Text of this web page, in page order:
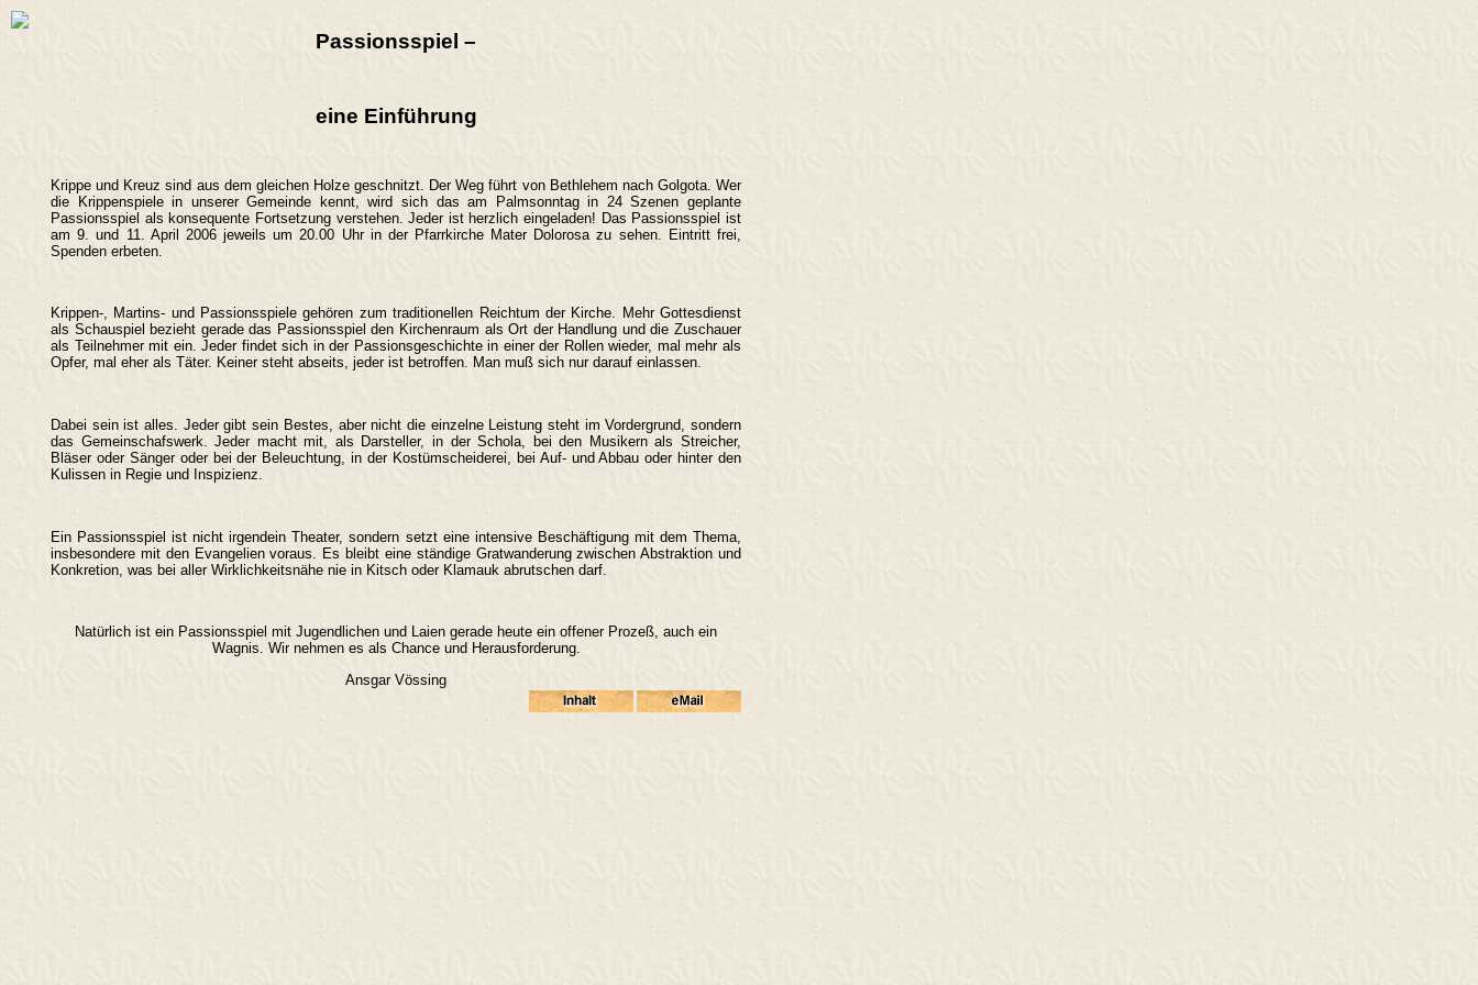
Passionsspiel –
eine Einführung
Krippe und Kreuz sind aus dem gleichen Holze geschnitzt. Der Weg führt von Bethlehem nach Golgota. Wer
die Krippenspiele in unserer Gemeinde kennt, wird sich das am Palmsonntag in 24 Szenen geplante
Passionsspiel als konsequente Fortsetzung verstehen. Jeder ist herzlich eingeladen! Das Passionsspiel ist
am 9. und 11. April 2006 jeweils um 20.00 Uhr in der Pfarrkirche Mater Dolorosa zu sehen. Eintritt frei,
Spenden erbeten.
Krippen-, Martins- und Passionsspiele gehören zum traditionellen Reichtum der Kirche. Mehr Gottesdienst
als Schauspiel bezieht gerade das Passionsspiel den Kirchenraum als Ort der Handlung und die Zuschauer
als Teilnehmer mit ein. Jeder findet sich in der Passionsgeschichte in einer der Rollen wieder, mal mehr als
Opfer, mal eher als Täter. Keiner steht abseits, jeder ist betroffen. Man muß sich nur darauf einlassen.
Dabei sein ist alles. Jeder gibt sein Bestes, aber nicht die einzelne Leistung steht im Vordergrund, sondern
das Gemeinschafswerk. Jeder macht mit, als Darsteller, in der Schola, bei den Musikern als Streicher,
Bläser oder Sänger oder bei der Beleuchtung, in der Kostümscheiderei, bei Auf- und Abbau oder hinter den
Kulissen in Regie und Inspizienz.
Ein Passionsspiel ist nicht irgendein Theater, sondern setzt eine intensive Beschäftigung mit dem Thema,
insbesondere mit den Evangelien voraus. Es bleibt eine ständige Gratwanderung zwischen Abstraktion und
Konkretion, was bei aller Wirklichkeitsnähe nie in Kitsch oder Klamauk abrutschen darf.
Natürlich ist ein Passionsspiel mit Jugendlichen und Laien gerade heute ein offener Prozeß, auch ein
Wagnis. Wir nehmen es als Chance und Herausforderung.
Ansgar Vössing